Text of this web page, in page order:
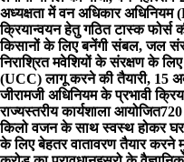
अध्यक्षता में वन अधिकार
क्रियान्वयन हेतु गठित टास्क फोर्स
किसानों के लिए बनेंगी संबल, जल
निराश्रित मवेशियों के संरक्षण के
(UCC) लागू करने की तैयारी, 15
जीरामजी अधिनियम के प्रभावी
राज्यस्तरीय कार्यशाला आयोजित
किलो वजन के साथ स्वस्थ होकर घर
के लिए बेहतर वातावरण तैयार करने